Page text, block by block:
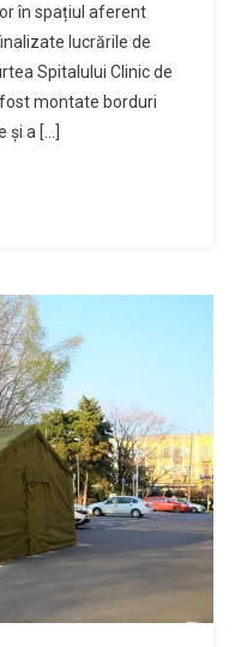
în spațiul aferent
lucrările de
Spitalului Clinic de
montate borduri
a […]